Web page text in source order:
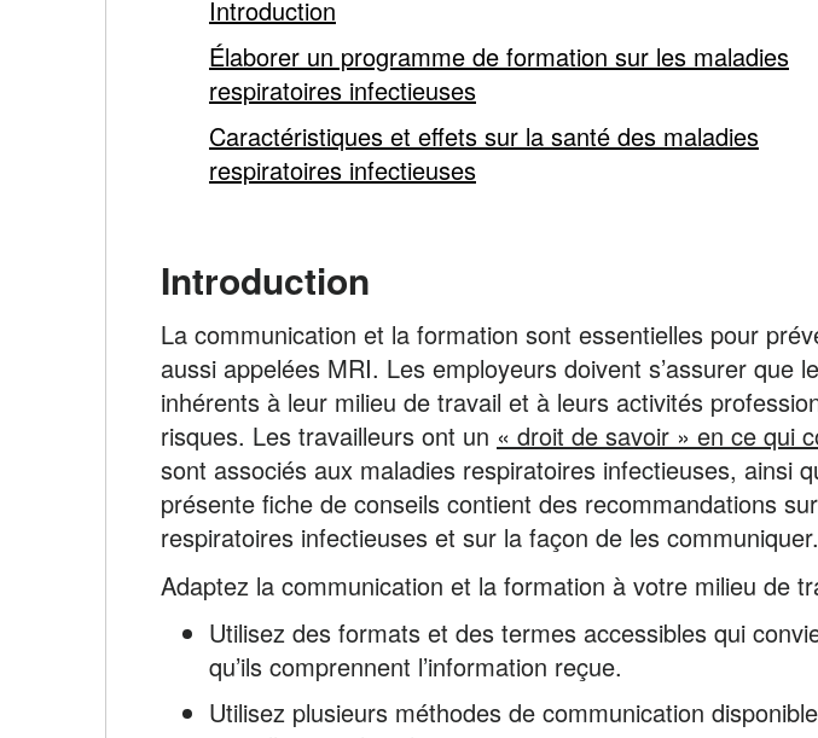
COVID-
19
main
content
Introduction
Élaborer un programme de formation sur les maladies
respiratoires infectieuses
Caractéristiques et effets sur la santé des maladies
respiratoires infectieuses
Introduction
La communication et la formation sont essentielles pour
aussi appelées MRI. Les employeurs doivent s’assurer
inhérents à leur milieu de travail et à leurs activités
risques. Les travailleurs ont un « droit de savoir » en ce qui
sont associés aux maladies respiratoires infectieuses, ainsi
présente fiche de conseils contient des recommandations
respiratoires infectieuses et sur la façon de les communiquer.
Adaptez la communication et la formation à votre milieu de
Utilisez des formats et des termes accessibles qui
qu’ils comprennent l’information reçue.
Utilisez plusieurs méthodes de communication